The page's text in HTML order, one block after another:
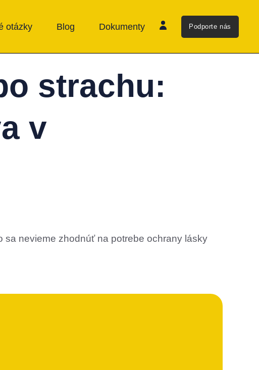
otázky Blog Dokumenty Podporte nás
strachu:
v
nevieme zhodnúť na potrebe ochrany lásky